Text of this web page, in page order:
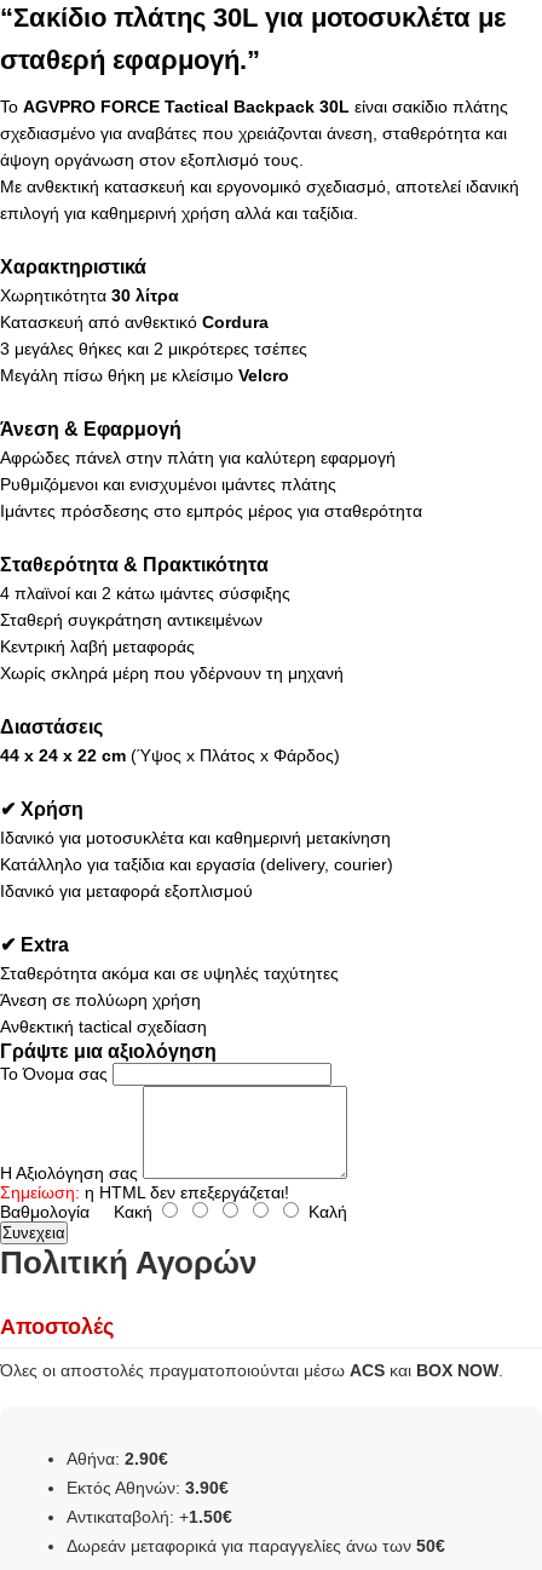
“Σακίδιο πλάτης 30L για μοτοσυκλέτα με
σταθερή εφαρμογή.”
Το AGVPRO FORCE Tactical Backpack 30L είναι σακίδιο πλάτης
σχεδιασμένο για αναβάτες που χρειάζονται άνεση, σταθερότητα και
άψογη οργάνωση στον εξοπλισμό τους.
Με ανθεκτική κατασκευή και εργονομικό σχεδιασμό, αποτελεί ιδανική
επιλογή για καθημερινή χρήση αλλά και ταξίδια.
Χαρακτηριστικά
Χωρητικότητα 30 λίτρα
Κατασκευή από ανθεκτικό Cordura
3 μεγάλες θήκες και 2 μικρότερες τσέπες
Μεγάλη πίσω θήκη με κλείσιμο Velcro
Άνεση & Εφαρμογή
Αφρώδες πάνελ στην πλάτη για καλύτερη εφαρμογή
Ρυθμιζόμενοι και ενισχυμένοι ιμάντες πλάτης
Ιμάντες πρόσδεσης στο εμπρός μέρος για σταθερότητα
Σταθερότητα & Πρακτικότητα
4 πλαϊνοί και 2 κάτω ιμάντες σύσφιξης
Σταθερή συγκράτηση αντικειμένων
Κεντρική λαβή μεταφοράς
Χωρίς σκληρά μέρη που γδέρνουν τη μηχανή
Διαστάσεις
44 x 24 x 22 cm (Ύψος x Πλάτος x Φάρδος)
✔ Χρήση
Ιδανικό για μοτοσυκλέτα και καθημερινή μετακίνηση
Κατάλληλο για ταξίδια και εργασία (delivery, courier)
Ιδανικό για μεταφορά εξοπλισμού
✔ Extra
Σταθερότητα ακόμα και σε υψηλές ταχύτητες
Άνεση σε πολύωρη χρήση
Ανθεκτική tactical σχεδίαση
Γράψτε μια αξιολόγηση
Το Όνομα σας
Η Αξιολόγηση σας
Σημείωση: η HTML δεν επεξεργάζεται!
Βαθμολογία Κακή Καλή
Συνεχεια
Πολιτική Αγορών
Αποστολές
Όλες οι αποστολές πραγματοποιούνται μέσω ACS και BOX NOW
Αθήνα: 2.90€
Εκτός Αθηνών: 3.90€
Αντικαταβολή: +1.50€
Δωρεάν μεταφορικά για παραγγελίες άνω των 50€